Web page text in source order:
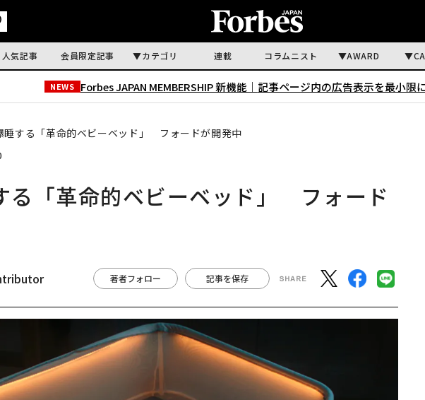
人気記事 会員限定記事 カテゴリ 連載 コラムニスト AWARD
NEWS Forbes JAPAN MEMBERSHIP 新機能｜ 記事ページ内の広告表示を最小限
睡する「革命的ベビーベッド」 フォードが開発中
る「革命的ベビーベッド」 フォード
著者フォロー 記事を保存